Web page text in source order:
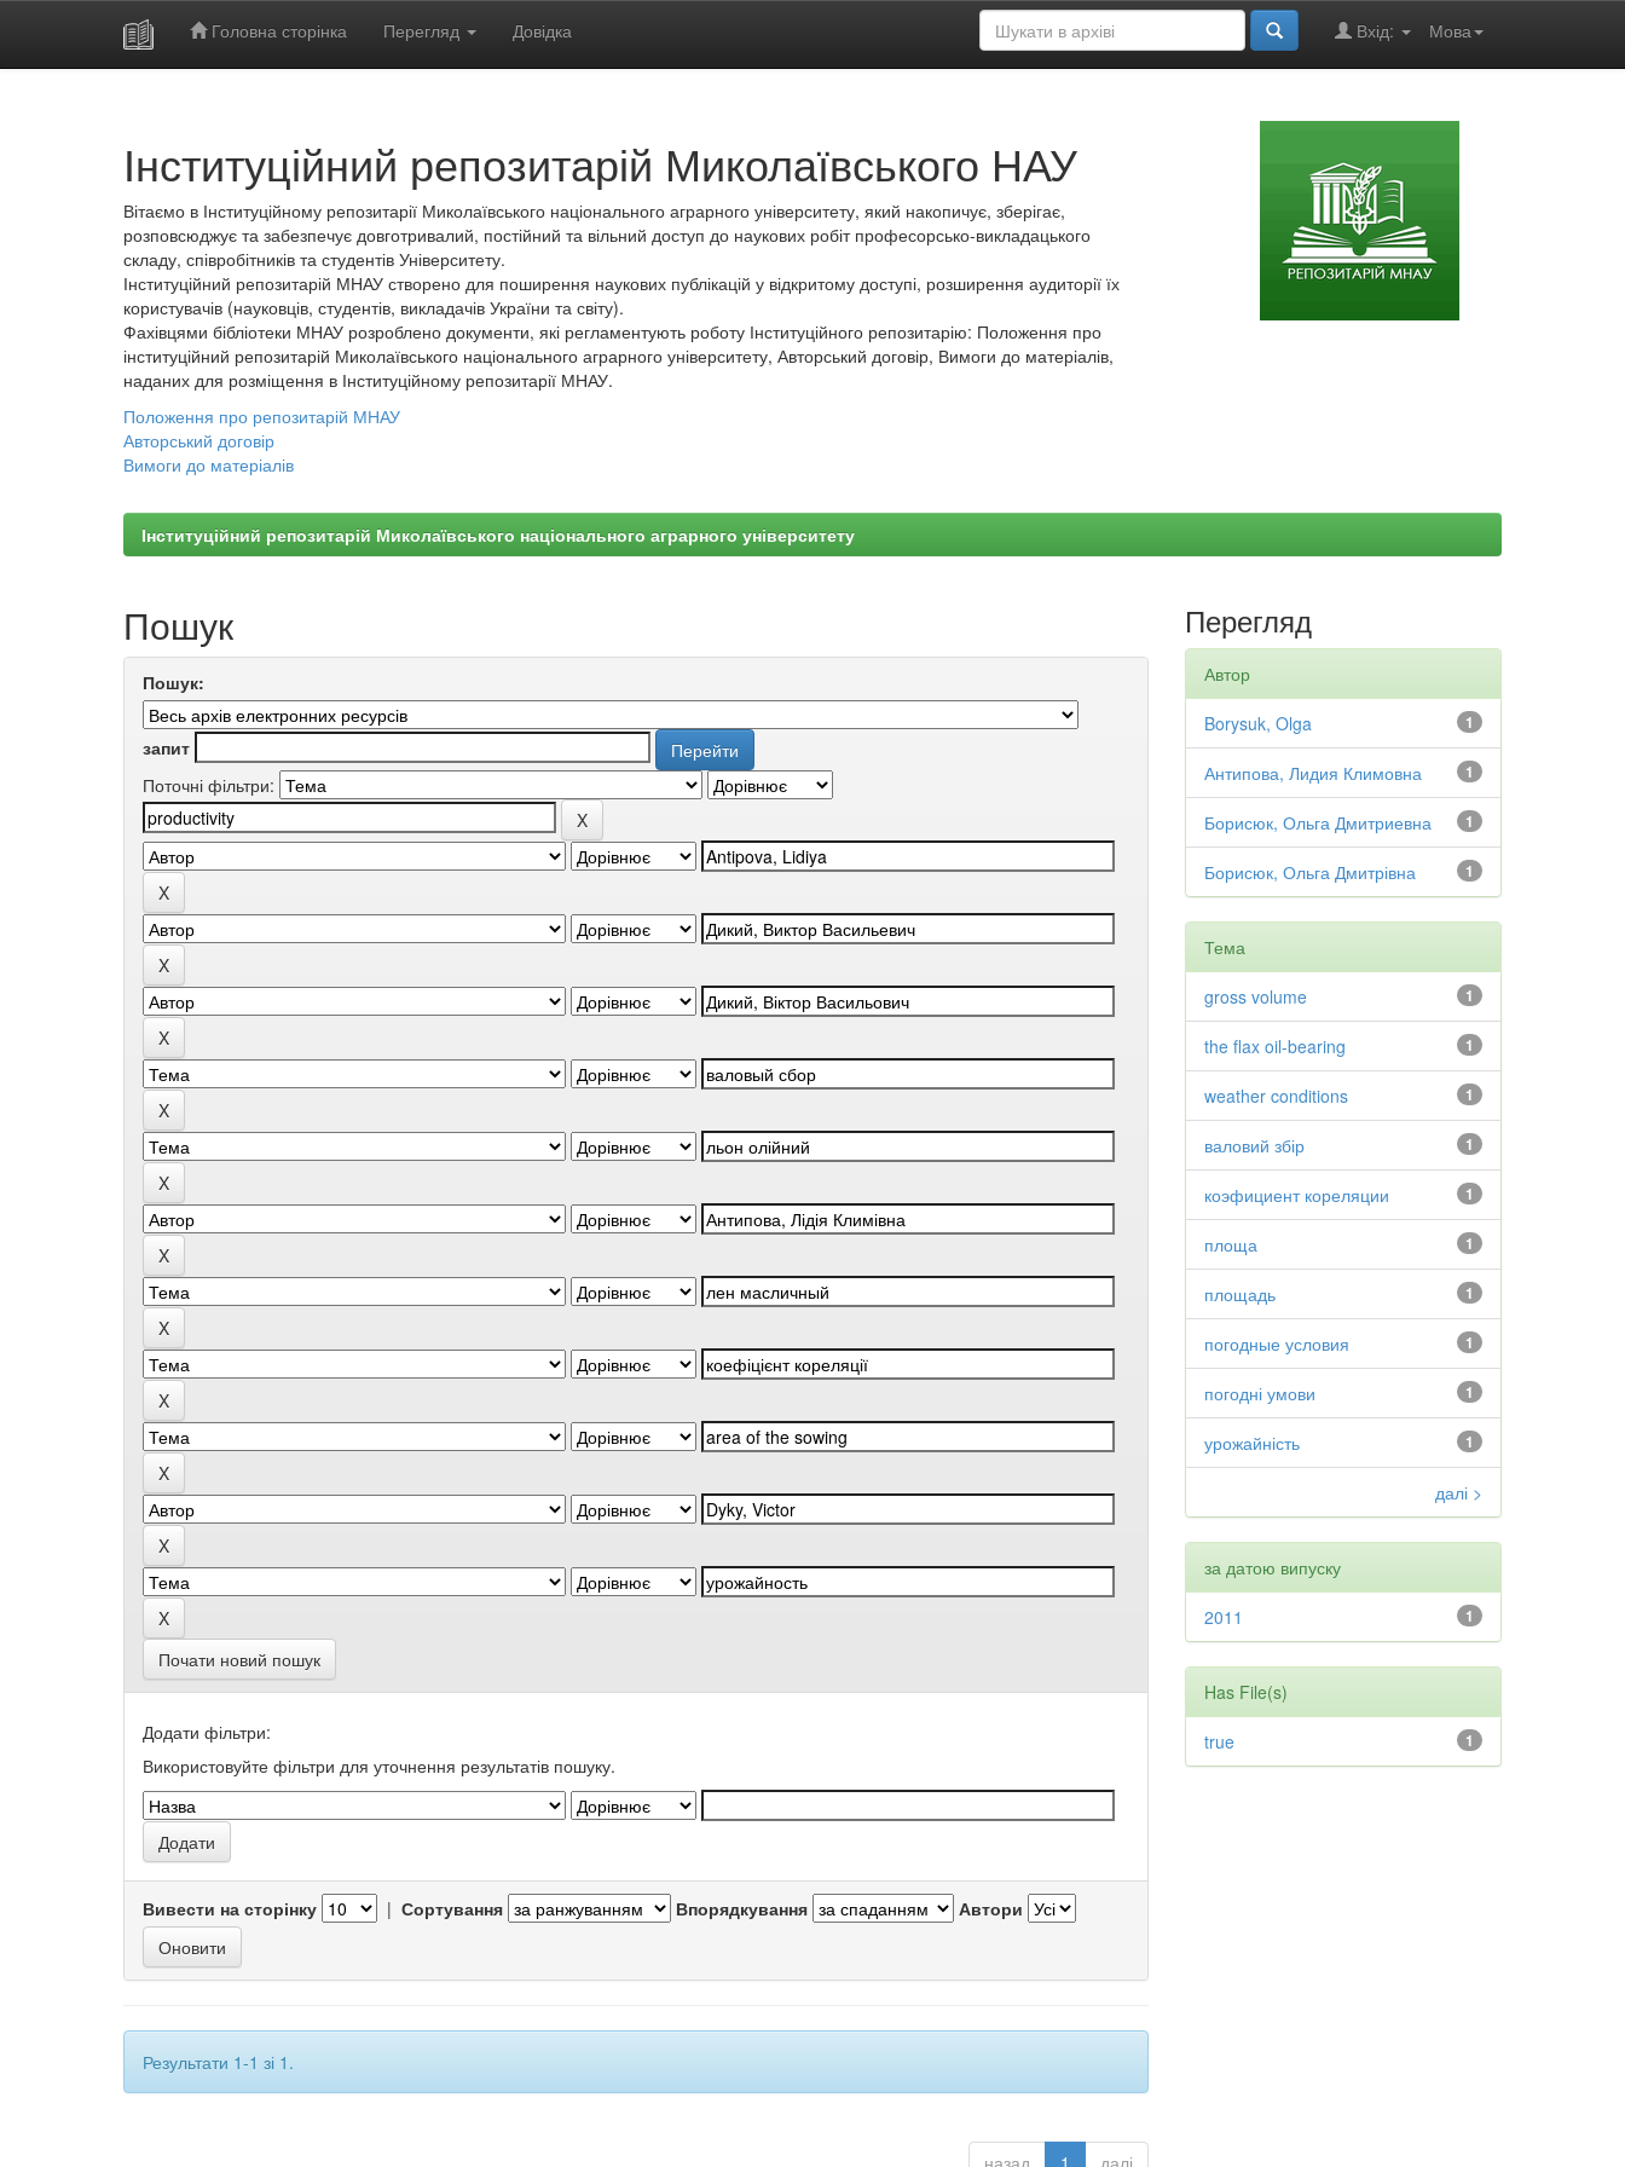
Головна сторінка Перегляд Довідка Мова
Вхід:
Інституційний репозитарій Миколаївського НАУ
Вітаємо в Інституційному репозитарії Миколаївського національного аграрного університету, який накопичує, зберігає,
розповсюджує та забезпечує довготривалий, постійний та вільний доступ до наукових робіт професорсько-викладацького
складу, співробітників та студентів Університету.
Інституційний репозитарій МНАУ створено для поширення наукових публікацій у відкритому доступі, розширення аудиторії їх
користувачів (науковців, студентів, викладачів України та світу).
Фахівцями бібліотеки МНАУ розроблено документи, які регламентують роботу Інституційного репозитарію: Положення про
інституційний репозитарій Миколаївського національного аграрного університету, Авторський договір, Вимоги до матеріалів,
наданих для розміщення в Інституційному репозитарії МНАУ.
Положення про репозитарій МНАУ
Авторський договір
Вимоги до матеріалів
Інституційний репозитарій Миколаївського національного аграрного університету
Пошук
Пошук:
запит
Поточні фільтри:
Почати новий пошук
Додати фільтри:
Використовуйте фільтри для уточнення результатів пошуку.
Вивести на сторінку | Сортування Впорядкування Автори
Результати 1-1 зі 1.
назад 1 далі
Перегляд
Автор
1
Borysuk, Olga
1
Антипова, Лидия Климовна
1
Борисюк, Ольга Дмитриевна
1
Борисюк, Ольга Дмитрівна
Тема
1
gross volume
1
the flax oil-bearing
1
weather conditions
1
валовий збір
1
коэфициент кореляции
1
площа
1
площадь
1
погодные условия
1
погодні умови
1
урожайність
далі >
за датою випуску
1
2011
Has File(s)
1
true